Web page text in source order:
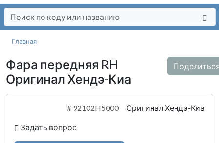
Главная
Фара передняя RH
Оригинал Хендэ-Киа
# 92102H5000 Оригинал Хендэ-Киа
Задать вопрос